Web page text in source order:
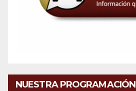
NUESTRA PROGRAMACIÓN